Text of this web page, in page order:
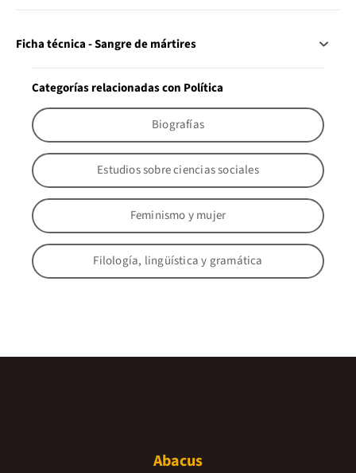
Ficha técnica - Sangre de mártires
Categorías relacionadas con Política
Biografías
Estudios sobre ciencias sociales
Feminismo y mujer
Filología, lingüística y gramática
Abacus